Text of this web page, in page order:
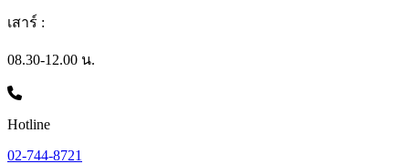
เสาร์ :
08.30-12.00 น.
Hotline
02-744-8721